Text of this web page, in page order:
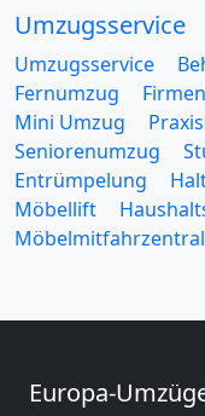
Umzugsservice
Umzugsservice
Fernumzug
Mini Umzug
Seniorenumzug
Entrümpelung
Möbellift
Europa-